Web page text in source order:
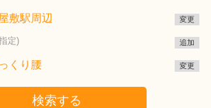
敷駅周辺 変更
定) 追加
くり腰 変更
検索する